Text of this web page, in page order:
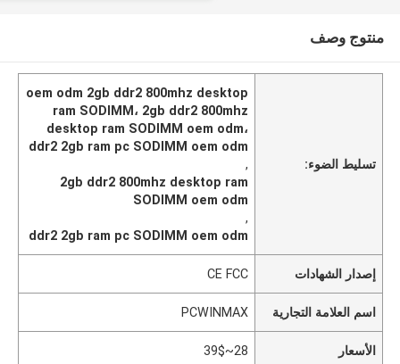
منتوج وصف
تسليط الضوء:
oem odm 2gb ddr2 800mhz desktop
ram SODIMM، 2gb ddr2 800mhz
desktop ram SODIMM oem odm،
ddr2 2gb ram pc SODIMM oem odm
,
2gb ddr2 800mhz desktop ram
SODIMM oem odm
,
ddr2 2gb ram pc SODIMM oem odm
إصدار الشهادات CE FCC
اسم العلامة التجارية PCWINMAX
الأسعار 28~39$